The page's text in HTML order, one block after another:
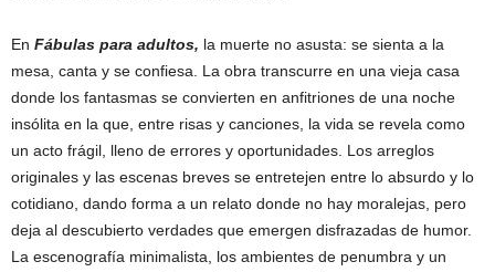
En Fábulas para adultos, la muerte no asusta: se sienta a la
mesa, canta y se confiesa. La obra transcurre en una vieja casa
donde los fantasmas se convierten en anfitriones de una noche
insólita en la que, entre risas y canciones, la vida se revela como
un acto frágil, lleno de errores y oportunidades. Los arreglos
originales y las escenas breves se entretejen entre lo absurdo y lo
cotidiano, dando forma a un relato donde no hay moralejas, pero
deja al descubierto verdades que emergen disfrazadas de humor.
La escenografía minimalista, los ambientes de penumbra y un